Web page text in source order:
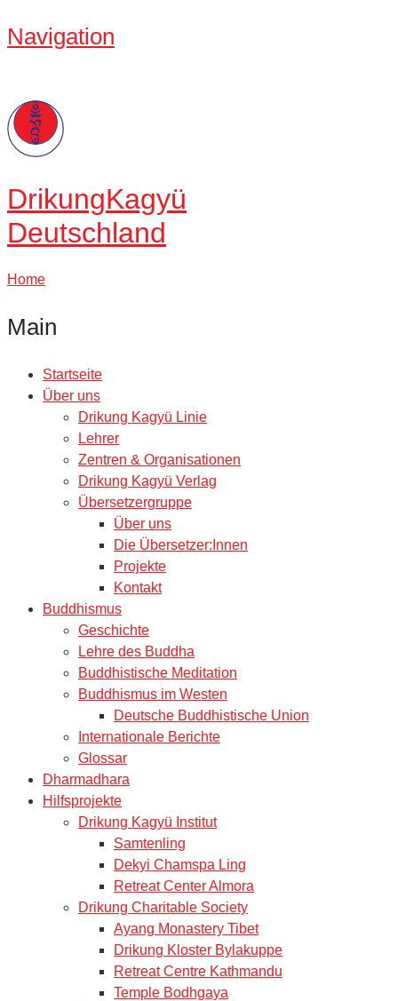
Navigation
DrikungKagyü
Deutschland
Home
Main
Startseite
Über uns
Drikung Kagyü Linie
Lehrer
Zentren & Organisationen
Drikung Kagyü Verlag
Übersetzergruppe
Über uns
Die Übersetzer:Innen
Projekte
Kontakt
Buddhismus
Geschichte
Lehre des Buddha
Buddhistische Meditation
Buddhismus im Westen
Deutsche Buddhistische Union
Internationale Berichte
Glossar
Dharmadhara
Hilfsprojekte
Drikung Kagyü Institut
Samtenling
Dekyi Chamspa Ling
Retreat Center Almora
Drikung Charitable Society
Ayang Monastery Tibet
Drikung Kloster Bylakuppe
Retreat Centre Kathmandu
Temple Bodhgaya